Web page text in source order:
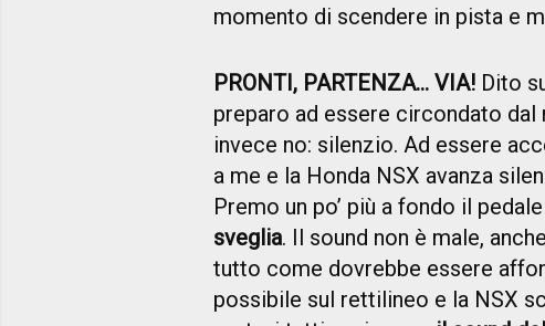
momento di scendere in pista e
PRONTI, PARTENZA... VIA! Dito
preparo ad essere circondato
invece no: silenzio. Ad essere
a me e la Honda NSX avanza
Premo un po’ più a fondo il
sveglia. Il sound non è male,
tutto come dovrebbe essere
possibile sul rettilineo e la NSX